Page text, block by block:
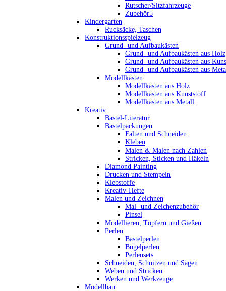
Rutscher/Sitzfahrzeuge
Zubehör5
Kindergarten
Rucksäcke, Taschen
Konstruktionsspielzeug
Grund- und Aufbaukästen
Grund- und Aufbaukästen aus Holz
Grund- und Aufbaukästen aus
Grund- und Aufbaukästen aus
Modellkästen
Modellkästen aus Holz
Modellkästen aus Kunststoff
Modellkästen aus Metall
Kreativ
Bastel-Literatur
Bastelpackungen
Falten und Schneiden
Kleben
Malen & Malen nach Zahlen
Stricken, Sticken und Häkeln
Diamond Painting
Drucken und Stempeln
Klebstoffe
Kreativ-Hefte
Malen und Zeichnen
Mal- und Zeichenzubehör
Pinsel
Modellieren, Töpfern und Gießen
Perlen
Bastelperlen
Bügelperlen
Perlensets
Schneiden, Schnitzen und Sägen
Weben und Stricken
Werken und Werkzeuge
Modellbau